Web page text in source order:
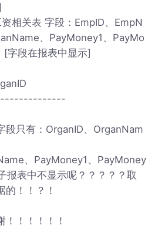
相关表 字段：EmpID、EmpN
、PayMoney1、PayMo
字段在报表中显示]
段只有：OrganID、OrganNam
、PayMoney1、PayMoney
报表中不显示呢？？？？？取
的！！？！
！！！！！！